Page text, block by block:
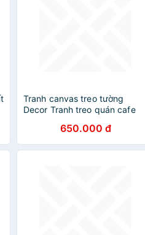
Tranh canvas treo tường
Decor Tranh treo quán cafe
650.000 đ